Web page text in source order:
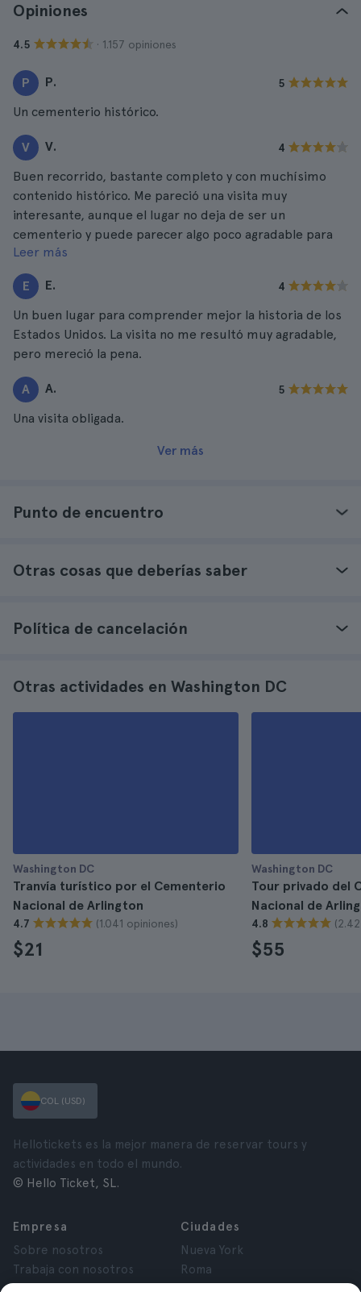
Opiniones
4.5 · 1.157 opiniones
P P. 5
Un cementerio histórico.
V V. 4
Buen recorrido, bastante completo y con muchísimo
contenido histórico. Me pareció una visita muy
interesante, aunque el lugar no deja de ser un
cementerio y puede parecer algo poco agradable para
algunas personas.
Leer más
E E. 4
Un buen lugar para comprender mejor la historia de los
Estados Unidos. La visita no me resultó muy agradable,
pero mereció la pena.
A A. 5
Una visita obligada.
Ver más
Punto de encuentro
Otras cosas que deberías saber
Política de cancelación
Otras actividades en Washington DC
Washington DC
Tranvía turístico por el Cementerio
Nacional de Arlington
4.7 (1.041 opiniones)
$21
Washington DC
Tour privado del
Nacional de
4.8
$55
COL (USD)
Hellotickets es la mejor manera de reservar tours y
actividades en todo el mundo.
© Hello Ticket, SL.
Empresa
Sobre nosotros
Trabaja con nosotros
Ciudades
Nueva York
Roma